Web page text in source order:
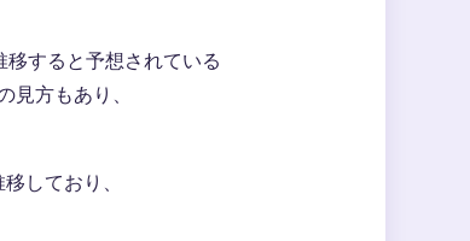
すると予想されている
方もあり、
しており、